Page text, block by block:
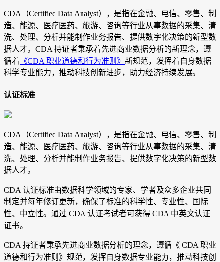
CDA（Certified Data Analyst），是指在金融、电信、零售、制
造、能源、医疗医药、旅游、咨询等行业从事数据的采集、清
洗、处理、分析并能制作业务报告、提供数字化决策的新型数
据人才。CDA 持证者秉承着先进商业数据分析的新理念，遵
循着 《CDA 职业道德和行为准则》 新规范，发挥着自身数据
科学专业能力，推动科技创新进步，助力经济持续发展。
认证标准
CDA（Certified Data Analyst），是指在金融、电信、零售、制
造、能源、医疗医药、旅游、咨询等行业从事数据的采集、清
洗、处理、分析并能制作业务报告、提供数字化决策的新型数
据人才。
CDA 认证标准由数据科学领域的专家、学者及众多企业共同
制定并每年修订更新，确保了标准的科学性、专业性、国际
性、中立性。通过 CDA 认证考试者可获得 CDA 中英文认证
证书。
CDA 持证者秉承先进商业数据分析的理念，遵循《 CDA 职业
道德和行为准则》规范，发挥自身数据专业能力，推动科技创